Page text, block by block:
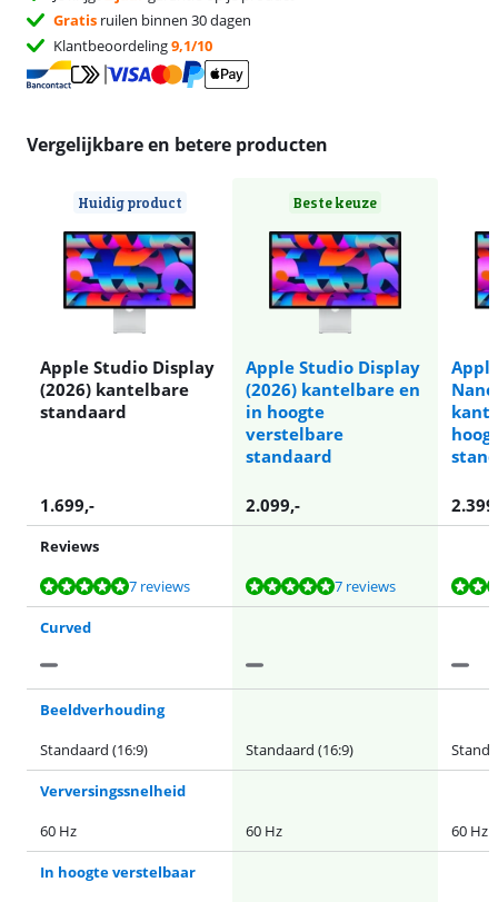
Gratis ruilen binnen 30 dagen
Klantbeoordeling9,1/10
Vergelijkbare en betere producten
Huidig product
Apple Studio Display
(2026) kantelbare
standaard
Beste keuze
Apple Studio Display
(2026) kantelbare en
in hoogte
verstelbare
standaard
1.699,- 2.099,- 2.399
Reviews
Beoordeling is 9,5 van de 10, gebaseerd op 7 reviews.
7 reviews
Beoordeling is 9,5 van de 10, gebaseerd op 7 reviews.7 reviews
Beoordeling is 9,5 van de 10, gebaseerd op 7 reviews.
Beoordeling is 9,3 van de 10, gebaseerd op 6 reviews.
Beoordeling is 9,2 van de 10, gebaseerd op 69 reviews.
Curved
Beeldverhouding
Standaard (16:9)
Standaard (16:9)
Verversingssnelheid
60 Hz
60 Hz 60 Hz
In hoogte verstelbaar